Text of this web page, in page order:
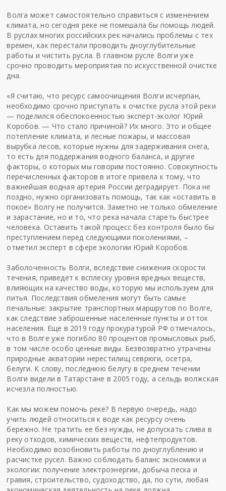
Волга может самостоятельно справиться с изменением
климата, но сегодня реке не помешала бы помощь людей.
В руслах многих российских рек начались проблемы с тех
времен, как перестали проводить дноуглубительные
работы и чистить русла. В главном русле Волги уже
срочно проводить мероприятия по искусственной очистке
дна.
«Я считаю, что ресурс самоочищения Волги исчерпан,
необходимо срочно приступать к очистке русла этой реки
— поделился обеспокоенностью эксперт-эколог Юрий
Коробов. — Что стало причиной? Их много. Это и общее
потепление климата, и лесные пожары, и массовая
вырубка лесов, которые нужны для задерживания снега,
то есть для поддержания водного баланса, и другие
факторы, о которых мы говорим постоянно. Совокупность
перечисленных факторов в итоге привела к тому, что
важнейшая водная артерия России деградирует. Пока не
поздно, нужно организовать помощь, так как «оставить в
покое» Волгу не получится. Заметно не только обмеление
и зарастание, но и то, что река начала стареть быстрее
человека. Оставить такой процесс без контроля было бы
преступлением перед следующими поколениями, –
отметил эксперт в сфере экологии Юрий Коробов.
Заболоченность Волги, вследствие снижения скорости
течения, приведет к всплеску уровня вредных веществ,
влияющих на качество воды, которую мы используем для
питья. Последствия обмеления могут быть самые
печальные: закрытие транспортных маршрутов по Волге,
как следствие заброшенные населенные пункты и отток
населения. Еще в 2019 году прокуратурой РФ отмечалось,
что в Волге уже погибло 80 процентов промысловых рыб,
в том числе особо ценные виды. Безвозвратно утрачены
природные акватории нерестилищ севрюги, осетра,
белуги. К слову, последнюю белугу в среднем течении
Волги видели в Татарстане в 2005 году, а сельдь волжская
исчезла полностью.
Как мы можем помочь реке? В первую очередь, надо
учить людей относиться к воде как ресурсу очень
бережно. Не тратить ее без нужды, не допускать слива в
реку отходов, химических веществ, нефтепродуктов.
Необходимо возобновить работы по дноуглублению и
расчистке русел. Важно соблюдать баланс экономики и
экологии: получение электроэнергии, добыча песка и
гравия, строительство, судоходство, да, по сути, любая